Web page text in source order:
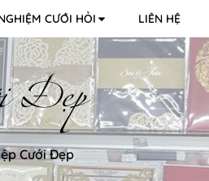
CƯỚI HỎI LIÊN HỆ
Đẹp
Cưới Đẹp